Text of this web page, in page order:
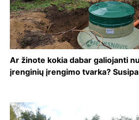
Ar žinote kokia dabar galiojanti
įrenginių įrengimo tvarka?